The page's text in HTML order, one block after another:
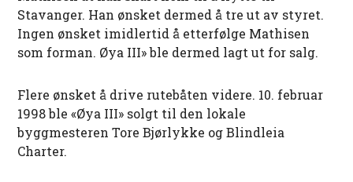
Stavanger. Han ønsket dermed å tre ut av styret.
Ingen ønsket imidlertid å etterfølge Mathisen
som forman. Øya III» ble dermed lagt ut for salg.
Flere ønsket å drive rutebåten videre. 10. februar
1998 ble «Øya III» solgt til den lokale
byggmesteren Tore Bjørlykke og Blindleia
Charter.